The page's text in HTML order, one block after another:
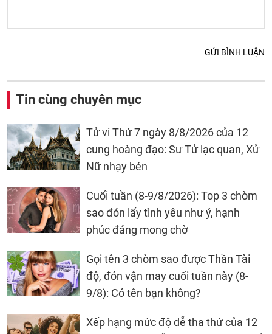
GỬI BÌNH LUẬN
Tin cùng chuyên mục
Tử vi Thứ 7 ngày 8/8/2026 của 12
cung hoàng đạo: Sư Tử lạc quan, Xử
Nữ nhạy bén
Cuối tuần (8-9/8/2026): Top 3 chòm
sao đón lấy tình yêu như ý, hạnh
phúc đáng mong chờ
Gọi tên 3 chòm sao được Thần Tài
độ, đón vận may cuối tuần này (8-
9/8): Có tên bạn không?
Xếp hạng mức độ dễ tha thứ của 12